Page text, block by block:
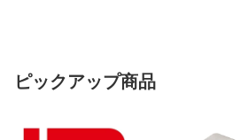
ピックアップ商品